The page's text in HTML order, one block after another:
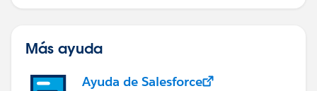
Más ayuda
Ayuda de Salesforce